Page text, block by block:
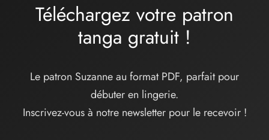
Téléchargez votre patron
tanga gratuit !
Le patron Suzanne au format PDF, parfait pour
débuter en lingerie.
Inscrivez-vous à notre newsletter pour le recevoir !